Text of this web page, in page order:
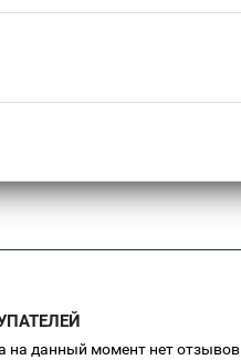
на данный момент нет отзывов